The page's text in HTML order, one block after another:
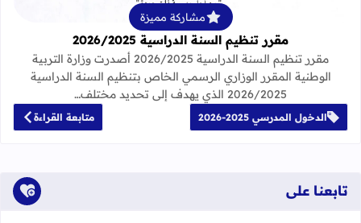
مشاركة مميزة
مقرر تنظيم السنة الدراسية 2026/2025
مقرر تنظيم السنة الدراسية 2026/2025 أصدرت وزارة التربية
الوطنية المقرر الوزاري الرسمي الخاص بتنظيم السنة الدراسية
2026/2025 الذي يهدف إلى تحديد مختلف…
الدخول المدرسي 2025-2026 متابعة القراءة
تابعنا على